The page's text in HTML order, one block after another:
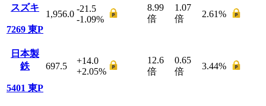
スズキ
7269 東P
1,956.0
-21.5
-1.09%
8.99
倍
1.07
倍
2.61%
日本製
鉄
5401 東P
697.5
+14.0
+2.05%
12.6
倍
0.65
倍
3.44%